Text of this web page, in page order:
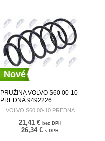
Nové
PRUŽINA VOLVO S60 00-10
PREDNÁ 9492226
VOLVO S60 00-10 PREDNÁ
21,41 € bez DPH
26,34 € s DPH